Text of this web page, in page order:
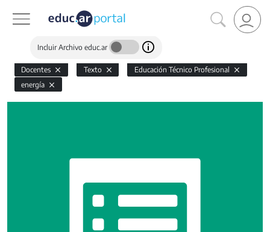
Incluir Archivo educ.ar
Docentes Texto
Educación Técnico Profesional
energía